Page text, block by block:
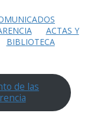
ACTAS Y
BIBLIOTECA
de las